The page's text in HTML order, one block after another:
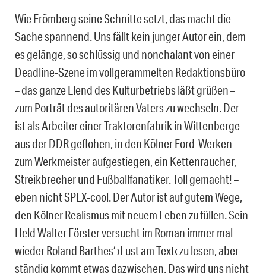
Wie Frömberg seine Schnitte setzt, das macht die
Sache spannend. Uns fällt kein junger Autor ein, dem
es gelänge, so schlüssig und nonchalant von einer
Deadline-Szene im vollgerammelten Redaktionsbüro
– das ganze Elend des Kulturbetriebs läßt grüßen –
zum Porträt des autoritären Vaters zu wechseln. Der
ist als Arbeiter einer Traktorenfabrik in Wittenberge
aus der DDR geflohen, in den Kölner Ford-Werken
zum Werkmeister aufgestiegen, ein Kettenraucher,
Streikbrecher und Fußballfanatiker. Toll gemacht! –
eben nicht SPEX-cool. Der Autor ist auf gutem Wege,
den Kölner Realismus mit neuem Leben zu füllen. Sein
Held Walter Förster versucht im Roman immer mal
wieder Roland Barthes‘ ›Lust am Text‹ zu lesen, aber
ständig kommt etwas dazwischen. Das wird uns nicht